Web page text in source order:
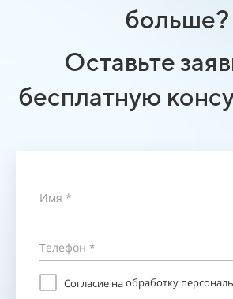
больше?
Оставьте
бесплатную
Имя *
Телефон *
Cогласие наобработку